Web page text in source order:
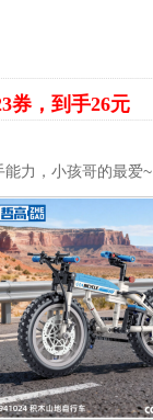
券，到手26元
力，小孩哥的最爱~